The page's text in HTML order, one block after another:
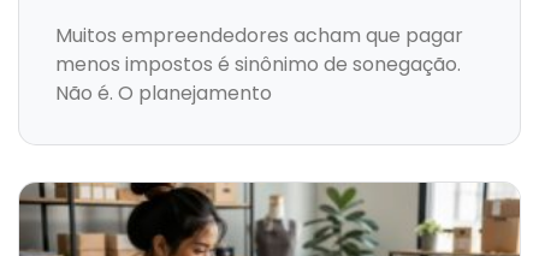
Muitos empreendedores acham que pagar
menos impostos é sinônimo de sonegação.
Não é. O planejamento